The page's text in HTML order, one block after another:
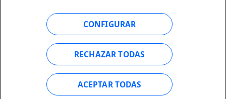
©2026 Telefónica Innovación Digital, S.L. Todos los derechos
reservados.
CONFIGURAR
RECHAZAR TODAS
ACEPTAR TODAS